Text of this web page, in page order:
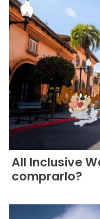
All Inclusive
comprarlo?